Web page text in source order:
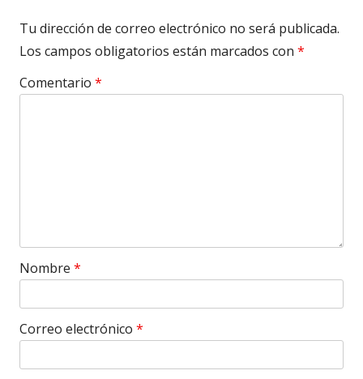
Tu dirección de correo electrónico no será publicada.
Los campos obligatorios están marcados con *
Comentario *
Nombre *
Correo electrónico *